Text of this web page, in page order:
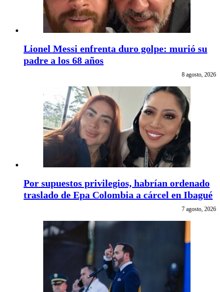
Lionel Messi enfrenta duro golpe: murió su
padre a los 68 años
8 agosto, 2026
Por supuestos privilegios, habrían ordenado
traslado de Epa Colombia a cárcel en Ibagué
7 agosto, 2026